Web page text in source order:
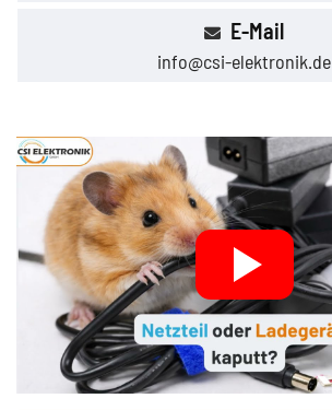
E-Mail
info@csi-elektronik.de